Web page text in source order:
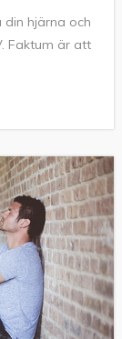
hjärna och
Faktum är att